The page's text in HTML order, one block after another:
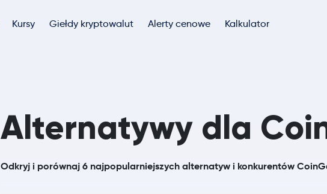
Kursy Giełdy kryptowalut Alerty cenowe Kalkulator
Alternatywy dla
Odkryj i porównaj 6 najpopularniejszych alternatyw i konkurentów